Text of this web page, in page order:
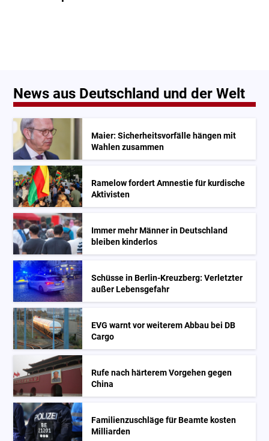
News aus Deutschland und der Welt
Maier: Sicherheitsvorfälle hängen mit
Wahlen zusammen
Ramelow fordert Amnestie für kurdische
Aktivisten
Immer mehr Männer in Deutschland
bleiben kinderlos
Schüsse in Berlin-Kreuzberg: Verletzter
außer Lebensgefahr
EVG warnt vor weiterem Abbau bei DB
Cargo
Rufe nach härterem Vorgehen gegen
China
Familienzuschläge für Beamte kosten
Milliarden